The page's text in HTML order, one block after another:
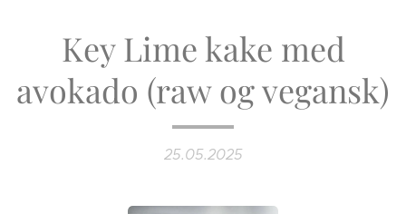
Key Lime kake med
avokado (raw og vegansk)
25.05.2025